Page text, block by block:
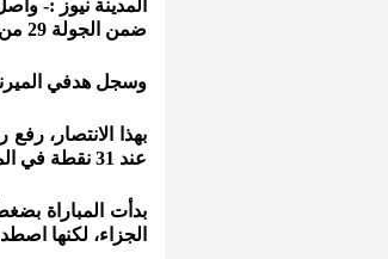
ضمن الجولة 29 من الليجا، على ملعب "رامون دي كارانزا".
وسجل هدفي
عند 31 نقطة في المركز الخامس عشر.
الجزاء، لكنها